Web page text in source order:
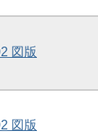
図版
図版